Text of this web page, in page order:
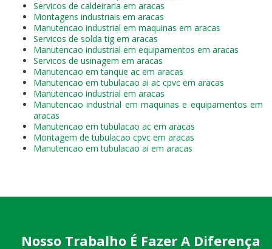
Servicos de caldeiraria em aracas
Montagens industriais em aracas
Manutencao industrial em maquinas em aracas
Servicos de solda tig em aracas
Manutencao industrial em equipamentos em aracas
Servicos de usinagem em aracas
Manutencao em tanque ac em aracas
Manutencao em tubulacao ai ac cpvc em aracas
Manutencao industrial em aracas
Manutencao industrial em maquinas e equipamentos em
aracas
Manutencao em tubulacao ac em aracas
Montagem de tubulacao cpvc em aracas
Manutencao em tubulacao ai em aracas
Nosso Trabalho É Fazer A Diferença